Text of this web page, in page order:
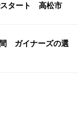
タート 高松市
ガイナーズの選